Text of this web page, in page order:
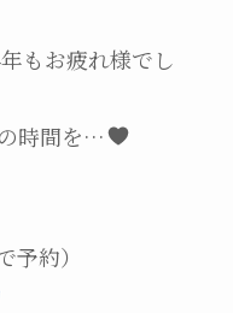
もお疲れ様でし
時間を…
約）